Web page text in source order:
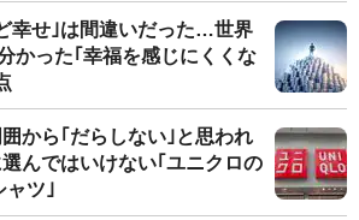
幸せ｣は間違いだった…世界
かった｢幸福を感じにくくな
から｢だらしない｣と思われ
んではいけない｢ユニクロの
ャツ｣